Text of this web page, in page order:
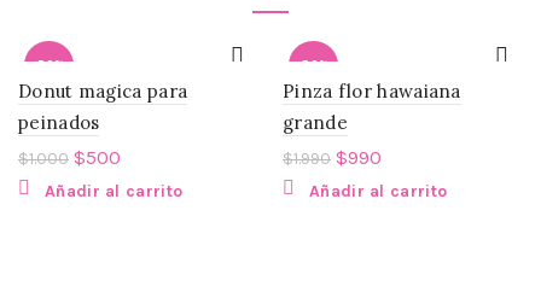
-50%
Donut magica para
peinados
$1.000 $500
Añadir al carrito
-50%
Pinza flor hawaiana
grande
$1.990 $990
Añadir al carrito